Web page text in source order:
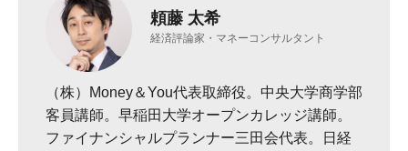
頼藤 太希
経済評論家・マネーコンサルタント
（株）Money＆You代表取締役。中央大学商学部
客員講師。早稲田大学オープンカレッジ講師。
ファイナンシャルプランナー三田会代表。日経